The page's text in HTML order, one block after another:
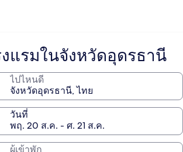
แรมในจังหวัดอุดรธานี
ไปไหนดี
วันที่
พฤ. 20 ส.ค. - ศ. 21 ส.ค.
ผู้เข้าพัก